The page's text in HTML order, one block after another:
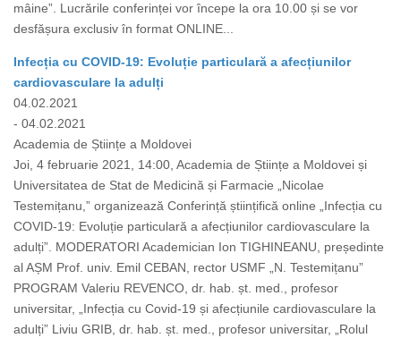
mâine”. Lucrările conferinței vor începe la ora 10.00 și se vor
desfășura exclusiv în format ONLINE...
Infecția cu COVID-19: Evoluție particulară a afecțiunilor
cardiovasculare la adulți
04.02.2021
- 04.02.2021
Academia de Științe a Moldovei
Joi, 4 februarie 2021, 14:00, Academia de Științe a Moldovei și
Universitatea de Stat de Medicină și Farmacie „Nicolae
Testemițanu,” organizează Conferință științifică online „Infecția cu
COVID-19: Evoluție particulară a afecțiunilor cardiovasculare la
adulți”. MODERATORI Academician Ion TIGHINEANU, președinte
al AȘM Prof. univ. Emil CEBAN, rector USMF „N. Testemițanu”
PROGRAM Valeriu REVENCO, dr. hab. șt. med., profesor
universitar, „Infecția cu Covid-19 și afecțiunile cardiovasculare la
adulți” Liviu GRIB, dr. hab. șt. med., profesor universitar, „Rolul